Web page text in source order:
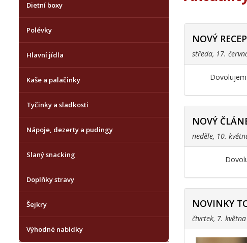
Dietní boxy
Polévky
Hlavní jídla
Kaše a palačinky
Tyčinky a sladkosti
Nápoje, dezerty a pudingy
Slaný snacking
Doplňky stravy
Šejkry
Výhodné nabídky
NOVÝ
středa, 17.
NOVÝ
neděle, 10.
NOVINKY
čtvrtek, 7.